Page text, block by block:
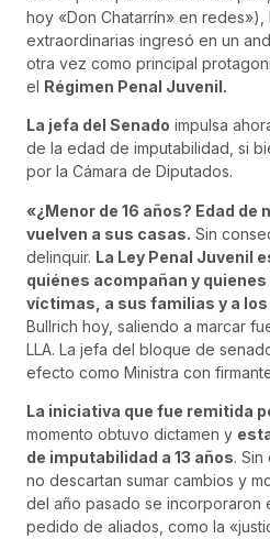
hoy «Don Chatarrín» en
extraordinarias ingresó en un
otra vez como principal
el Régimen Penal Juvenil.
La jefa del Senado impulsa
de la edad de imputabilidad, si
por la Cámara de Diputados.
«¿Menor de 16 años? Edad de
vuelven a sus casas. Sin
delinquir. La Ley Penal Juvenil
quiénes acompañan y
víctimas, a sus familias y a
Bullrich hoy, saliendo a marcar
LLA. La jefa del bloque de
efecto como Ministra con
La iniciativa que fue remitida
momento obtuvo dictamen y
de imputabilidad a 13 años.
no descartan sumar cambios y
del año pasado se incorporaron
pedido de aliados, como la